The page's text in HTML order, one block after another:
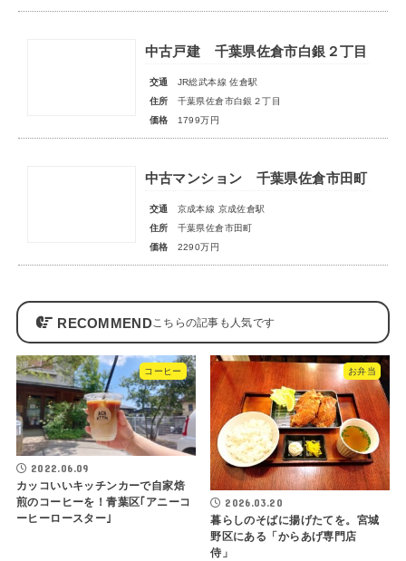
中古戸建 千葉県佐倉市白銀２丁目
交通
JR総武本線 佐倉駅
住所
千葉県佐倉市白銀２丁目
価格
1799万円
中古マンション 千葉県佐倉市田町
交通
京成本線 京成佐倉駅
住所
千葉県佐倉市田町
価格
2290万円
RECOMMEND
コーヒー
2022.06.09
カッコいいキッチンカーで自家焙
煎のコーヒーを！青葉区｢アニーコ
ーヒーロースター｣
お弁当
2026.03.20
暮らしのそばに揚げたてを。宮城
野区にある「からあげ専門店
侍」